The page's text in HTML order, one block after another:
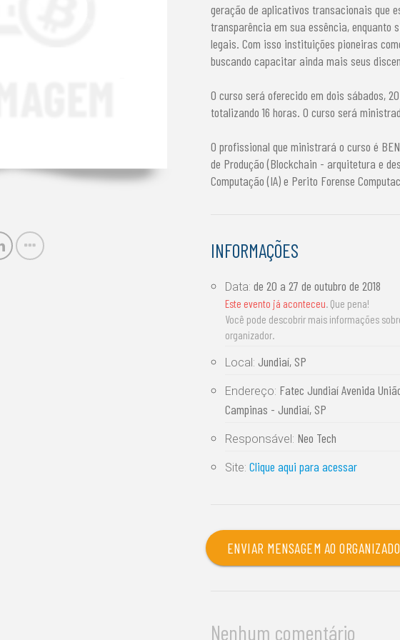
geração de aplicativos transacionais que
transparência em sua essência, enquanto
legais. Com isso instituições pioneiras
buscando capacitar ainda mais seus
O curso será oferecido em dois sábados,
totalizando 16 horas. O curso será
O profissional que ministrará o curso é
de Produção (Blockchain - arquitetura e
Computação (IA) e Perito Forense
INFORMAÇÕES
Data:de 20 a 27 de outubro de 2018
Este evento já aconteceu. Que pena!
Você pode descobrir mais informações
organizador.
Local:Jundiaí, SP
Endereço: Fatec Jundiaí Avenida
Campinas - Jundiaí, SP
Responsável: Neo Tech
Site:Clique aqui para acessar
ENVIAR MENSAGEM AO
Nenhum comentário